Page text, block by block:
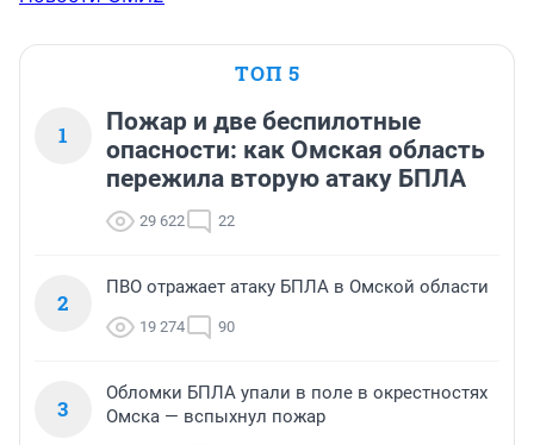
ТОП 5
1
Пожар и две беспилотные
опасности: как Омская область
пережила вторую атаку БПЛА
29 622 22
2
ПВО отражает атаку БПЛА в Омской области
19 274 90
3
Обломки БПЛА упали в поле в окрестностях
Омска — вспыхнул пожар